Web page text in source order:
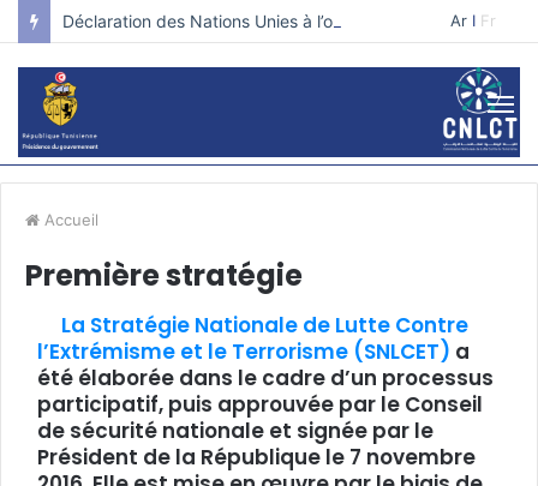
Ar I Fr
Accueil
Première stratégie
La Stratégie Nationale de Lutte Contre
l’Extrémisme et le Terrorisme (SNLCET) a
été élaborée dans le cadre d’un processus
participatif, puis approuvée par le Conseil
de sécurité nationale et signée par le
Président de la République le 7 novembre